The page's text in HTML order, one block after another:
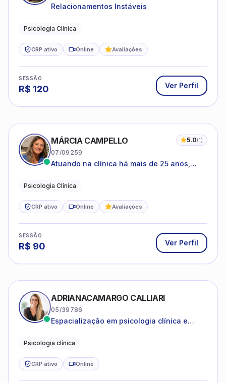
Relacionamentos Instáveis
Psicologia Clínica
CRP ativo Online Avaliações
SESSÃO
R$ 120 Ver Perfil
MÁRCIA CAMPELLO 5.0(1)
07/09259
Atuando na clínica há mais de 25 anos,
estruturas, com experiência em
Psicologia Clínica
CRP ativo Online Avaliações
SESSÃO
R$ 90 Ver Perfil
ADRIANACAMARGO CALLIARI
05/39786
Espacialização em psicologia clínica e
Psicologia clínica
CRP ativo Online